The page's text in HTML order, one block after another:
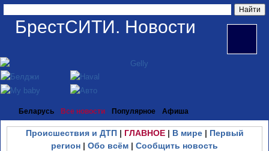
БрестСИТИ. Новости
Беларусь Все новости Популярное Афиша
Происшествия и ДТП| ГЛАВНОЕ| В мире| Первый
регион | Обо всём | Сообщить новость